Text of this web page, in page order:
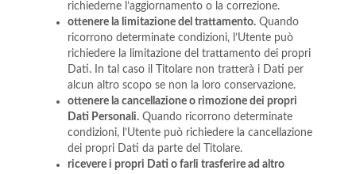
richiederne l’aggiornamento o la correzione.
ottenere la limitazione del trattamento.Quando
ricorrono determinate condizioni, l’Utente può
richiedere la limitazione del trattamento dei propri
Dati. In tal caso il Titolare non tratterà i Dati per
alcun altro scopo se non la loro conservazione.
ottenere la cancellazione o rimozione dei propri
Dati Personali.Quando ricorrono determinate
condizioni, l’Utente può richiedere la cancellazione
dei propri Dati da parte del Titolare.
ricevere i propri Dati o farli trasferire ad altro